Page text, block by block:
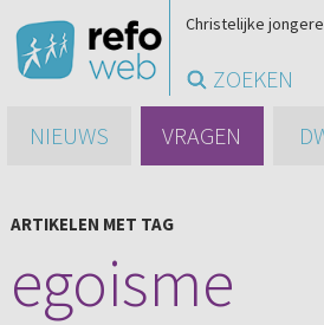
Christelijke
ZOEKEN
NIEUWS
VRAGEN
ARTIKELEN MET TAG
egoisme